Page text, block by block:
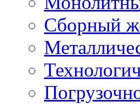
Сборный